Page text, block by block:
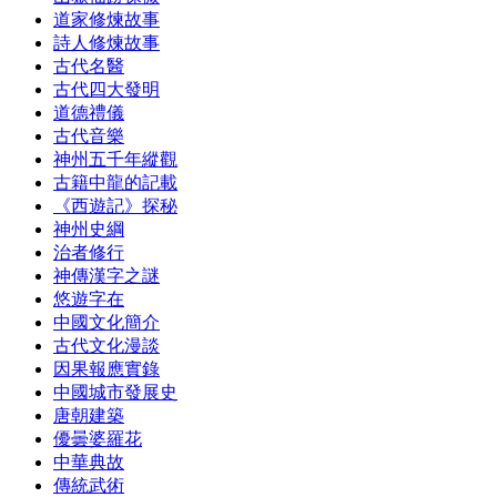
道家修煉故事
詩人修煉故事
古代名醫
古代四大發明
道德禮儀
古代音樂
神州五千年縱觀
古籍中龍的記載
《西遊記》探秘
神州史綱
治者修行
神傳漢字之謎
悠遊字在
中國文化簡介
古代文化漫談
因果報應實錄
中國城市發展史
唐朝建築
優曇婆羅花
中華典故
傳統武術